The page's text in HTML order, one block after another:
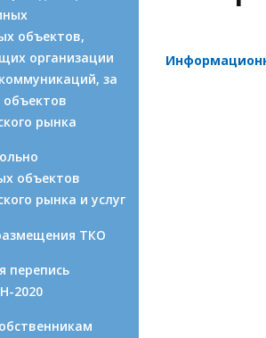
объектов,
организации
за
рынка
объектов
рынка и услуг
ТКО
перепись
2020